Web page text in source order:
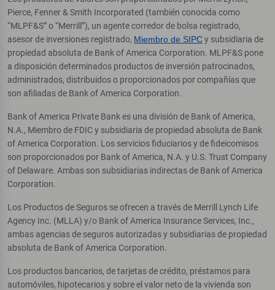
Pierce, Fenner & Smith Incorporated (también conocida como
“MLPF&S” o “Merrill”), un agente corredor de bolsa registrado,
asesor de inversiones registrado, Miembro de SIPCy subsidiaria de
propiedad absoluta de Bank of America Corporation. MLPF&S pone
a disposición determinados productos de inversión patrocinados,
administrados, distribuidos o proporcionados por compañías que
son afiliadas de Bank of America Corporation.
Bank of America Private Bank es una división de Bank of America,
N.A., Miembro de FDIC y subsidiaria de propiedad absoluta de Bank
of America Corporation. Los servicios fiduciarios y de fideicomisos
son proporcionados por Bank of America, N.A. y U.S. Trust Company
of Delaware. Ambas son subsidiarias indirectas de Bank of America
Corporation.
Los Productos de Seguros se ofrecen a través de Merrill Lynch Life
Agency Inc. (MLLA) y/o Bank of America Insurance Services, Inc.,
ambas agencias de seguros autorizadas y subsidiarias de propiedad
absoluta de Bank of America Corporation.
Los productos bancarios, de tarjetas de crédito, préstamos para
automóviles, hipotecarios y sobre el valor neto de la vivienda son